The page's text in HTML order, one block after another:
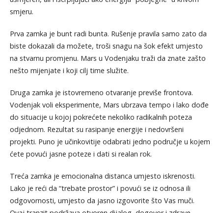
smjeru.
Prva zamka je bunt radi bunta. Rušenje pravila samo zato da
biste dokazali da možete, troši snagu na šok efekt umjesto
na stvarnu promjenu. Mars u Vodenjaku traži da znate zašto
nešto mijenjate i koji cilj time služite.
Druga zamka je istovremeno otvaranje previše frontova.
Vodenjak voli eksperimente, Mars ubrzava tempo i lako dođe
do situacije u kojoj pokrećete nekoliko radikalnih poteza
odjednom. Rezultat su rasipanje energije i nedovršeni
projekti. Puno je učinkovitije odabrati jedno područje u kojem
ćete povući jasne poteze i dati si realan rok.
Treća zamka je emocionalna distanca umjesto iskrenosti.
Lako je reći da “trebate prostor” i povući se iz odnosa ili
odgovornosti, umjesto da jasno izgovorite što Vas muči.